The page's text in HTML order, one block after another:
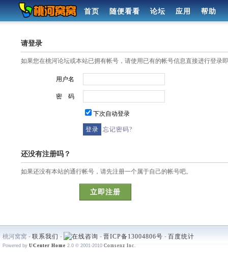
首页 随便看看 论坛 应用 帮助
请登录
如果您在桃河论坛或本站已拥有帐号，请使用已有的帐号信息直接进行登录
用户名
密 码
下次自动登录
忘记密码?
还没有注册吗？
如果还没有本站的通行帐号，请先注册一个属于自己的帐号吧。
立即注册
桃河窝窝 - 联系我们 - - 晋ICP备13004806号 - 百度统计
Powered by UCenter Home 2.0 © 2001-2010 Comsenz Inc.